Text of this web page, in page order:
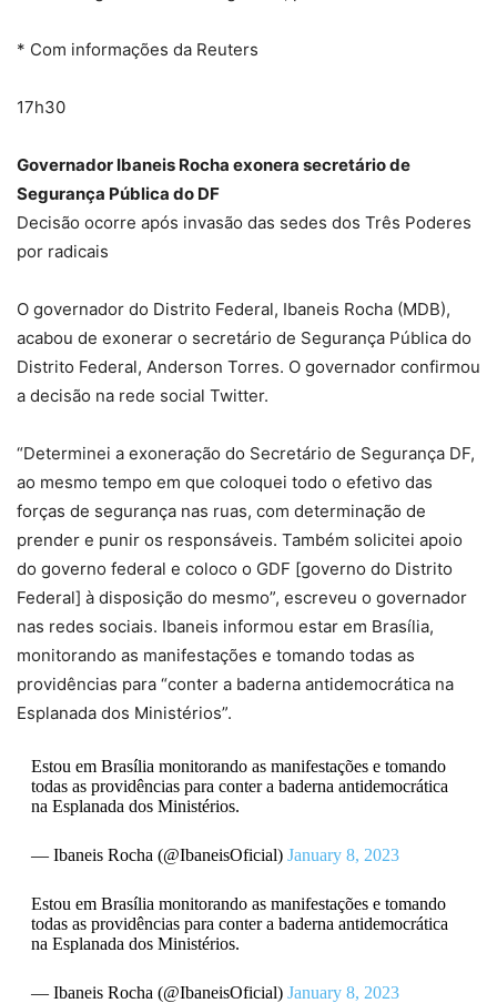
* Com informações da Reuters
17h30
Governador Ibaneis Rocha exonera secretário de
Segurança Pública do DF
Decisão ocorre após invasão das sedes dos Três Poderes
por radicais
O governador do Distrito Federal, Ibaneis Rocha (MDB),
acabou de exonerar o secretário de Segurança Pública do
Distrito Federal, Anderson Torres. O governador confirmou
a decisão na rede social Twitter.
“Determinei a exoneração do Secretário de Segurança DF,
ao mesmo tempo em que coloquei todo o efetivo das
forças de segurança nas ruas, com determinação de
prender e punir os responsáveis. Também solicitei apoio
do governo federal e coloco o GDF [governo do Distrito
Federal] à disposição do mesmo”, escreveu o governador
nas redes sociais. Ibaneis informou estar em Brasília,
monitorando as manifestações e tomando todas as
providências para “conter a baderna antidemocrática na
Esplanada dos Ministérios”.
Estou em Brasília monitorando as manifestações e tomando
todas as providências para conter a baderna antidemocrática
na Esplanada dos Ministérios.
— Ibaneis Rocha (@IbaneisOficial) January 8, 2023
Estou em Brasília monitorando as manifestações e tomando
todas as providências para conter a baderna antidemocrática
na Esplanada dos Ministérios.
— Ibaneis Rocha (@IbaneisOficial) January 8, 2023